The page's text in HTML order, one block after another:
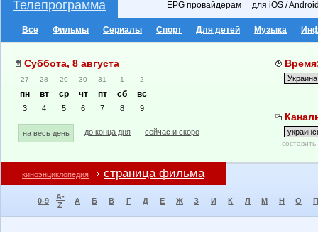
Телепрограмма EPG провайдерам для iOS /
Все Фильмы Сериалы Спорт Для детей Музыка
Суббота, 8 августа
27 28 29 30 31 1 2
пн вт ср чт пт сб вс
3 4 5 6 7 8 9
на весь день до конца дня сейчас и скоро
киноэнциклопедия страница фильма
0-9
A-
Z
А Б В Г Д Е Ж З И К Л М Н О П